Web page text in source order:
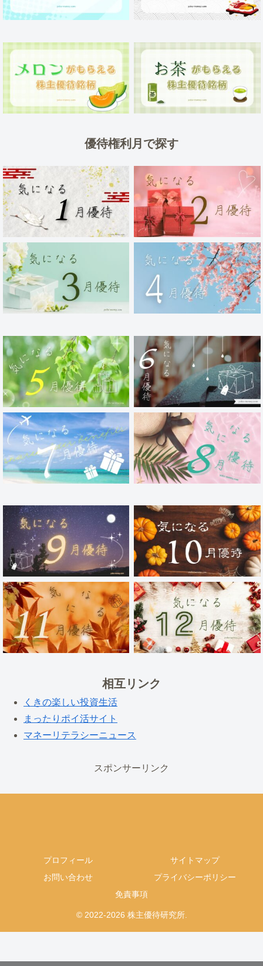
優待権利月で探す
相互リンク
くきの楽しい投資生活
まったりポイ活サイト
マネーリテラシーニュース
スポンサーリンク
プロフィール
サイトマップ
お問い合わせ
プライバシーポリシー
免責事項
© 2022-2026 株主優待研究所.